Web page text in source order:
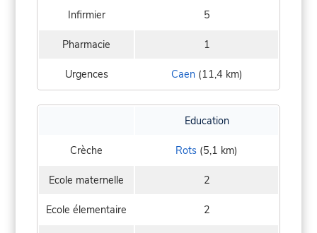
Infirmier 5
Pharmacie 1
Urgences Caen(11,4 km)
Education
Crèche Rots (5,1 km)
Ecole maternelle 2
Ecole élementaire 2